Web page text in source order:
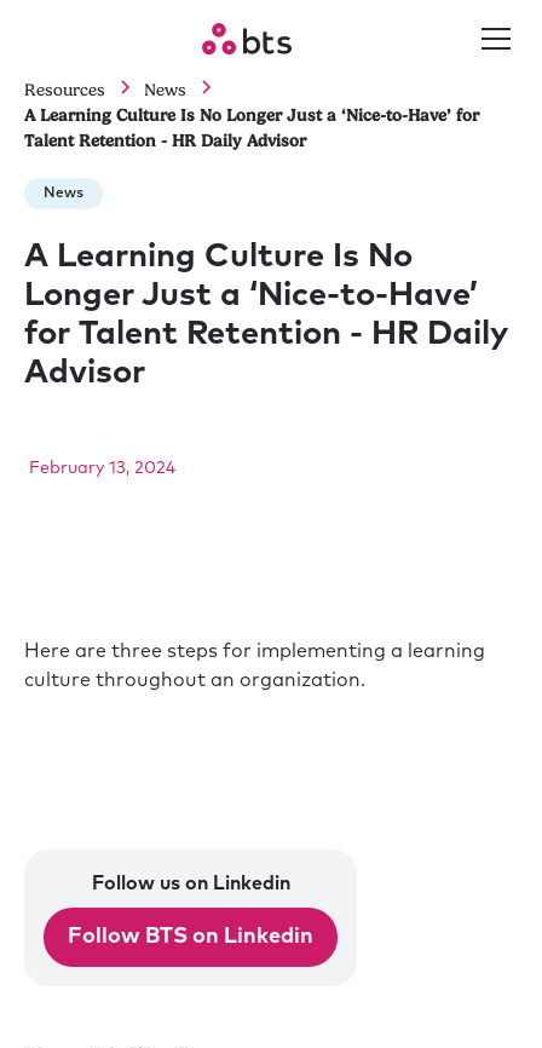
Resources
News
A Learning Culture Is No Longer Just a ‘Nice-to-Have’ for
Talent Retention - HR Daily Advisor
News
A Learning Culture Is No
Longer Just a ‘Nice-to-Have’
for Talent Retention - HR Daily
Advisor
February 13, 2024
Follow us on Linkedin
Follow BTS on Linkedin
Here are three steps for implementing a learning
culture throughout an organization.